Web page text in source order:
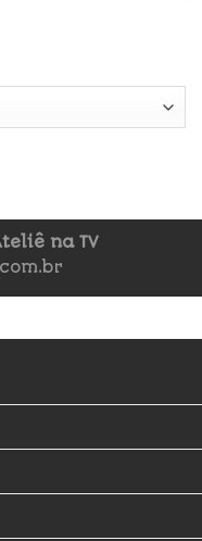
na TV